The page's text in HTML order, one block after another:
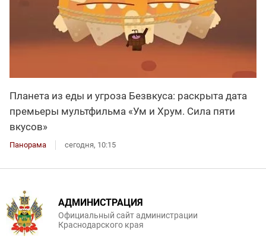
Планета из еды и угроза Безвкуса: раскрыта дата
премьеры мультфильма «Ум и Хрум. Сила пяти
вкусов»
Панорама сегодня, 10:15
АДМИНИСТРАЦИЯ
Официальный сайт администрации
Краснодарского края